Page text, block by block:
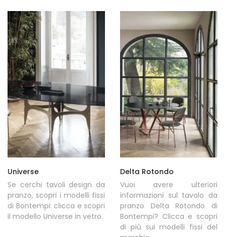
Universe
Se cerchi tavoli design da
pranzo, scopri i modelli fissi
di Bontempi: clicca e scopri
il modello Universe in vetro.
Delta Rotondo
Vuoi avere ulteriori
informazioni sul tavolo da
pranzo Delta Rotondo di
Bontempi? Clicca e scopri
di più sui modelli fissi del